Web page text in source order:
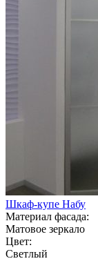
Шкаф-купе Набу
Материал фасада:
Матовое зеркало
Цвет:
Светлый